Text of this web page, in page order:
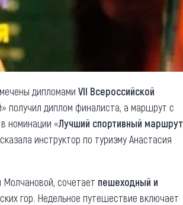
дипломами VII Всероссийской
получил диплом финалиста, а маршрут с
номинации «Лучший спортивный маршрут
инструктор по туризму Анастасия
сочетает пешеходный и
гор. Недельное путешествие включает